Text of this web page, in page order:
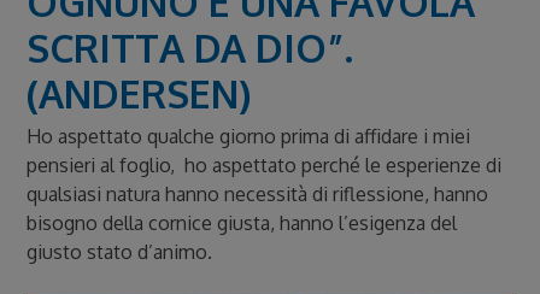
SCRITTA DA DIO”.
(ANDERSEN)
Ho aspettato qualche giorno prima di affidare i miei
pensieri al foglio, ho aspettato perché le esperienze di
qualsiasi natura hanno necessità di riflessione, hanno
bisogno della cornice giusta, hanno l’esigenza del
giusto stato d’animo.